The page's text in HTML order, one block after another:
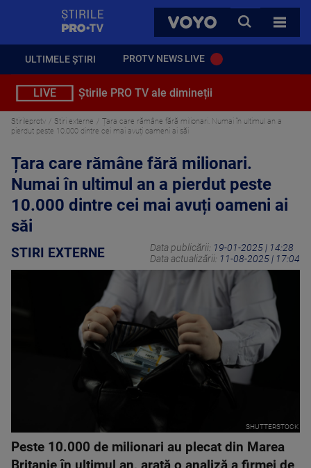
VOYO
CAUTA
TOATE
ULTIMELE ȘTIRI PROTV NEWS LIVE
LIVE Știrile PRO TV ale dimineții
Stirileprotv Stiri externe
Țara care rămâne fără milionari. Numai în ultimul an a
pierdut peste 10.000 dintre cei mai avuți oameni ai săi
Țara care rămâne fără milionari.
Numai în ultimul an a pierdut peste
10.000 dintre cei mai avuți oameni ai
săi
STIRI EXTERNE Data publicării: 19-01-2025 | 14:28
Data actualizării: 11-08-2025 | 17:04
SHUTTERSTOCK
Peste 10.000 de milionari au plecat din Marea